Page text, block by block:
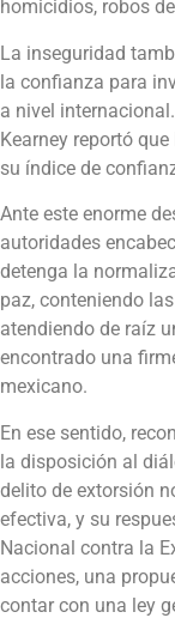
homicidios, robos
La inseguridad
la confianza para
a nivel
Kearney reportó
su índice de
Ante este enorme
autoridades
detenga la
paz, conteniendo
atendiendo de raíz
encontrado una
mexicano.
En ese sentido,
la disposición al
delito de extorsión
efectiva, y su
Nacional contra la
acciones, una
contar con una ley